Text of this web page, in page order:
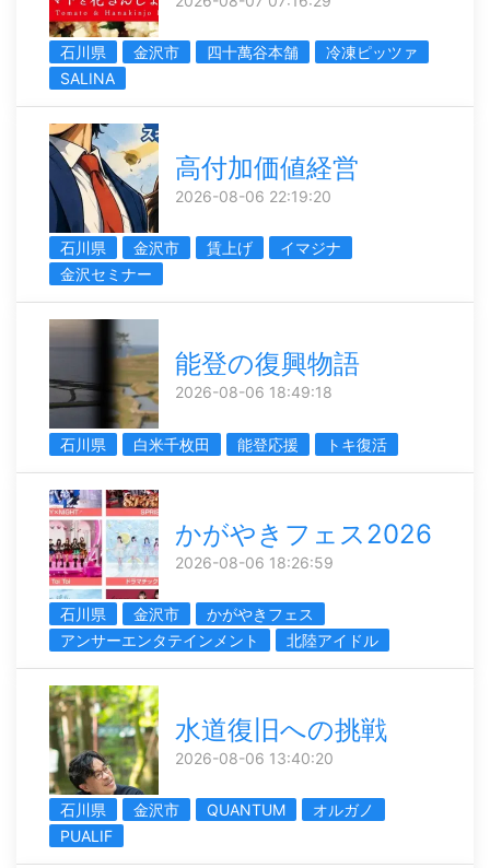
石川県 金沢市 四十萬谷本舗
冷凍ピッツァ
SALINA
高付加価値経営
2026-08-06 22:19:20
石川県 金沢市 賃上げ
イマジナ
金沢セミナー
能登の復興物語
2026-08-06 18:49:18
石川県 白米千枚田 能登応援 トキ復活
かがやきフェス2026
2026-08-06 18:26:59
石川県 金沢市
かがやきフェス
アンサーエンタテインメント
北陸アイドル
水道復旧への挑戦
2026-08-06 13:40:20
石川県 金沢市 QUANTUM
オルガノ
PUALIF